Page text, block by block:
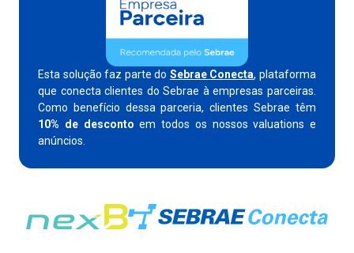
Esta solução faz parte do Sebrae Conecta, plataforma
que conecta clientes do Sebrae à empresas parceiras.
Como benefício dessa parceria, clientes Sebrae têm
10% de desconto em todos os nossos valuations e
anúncios.